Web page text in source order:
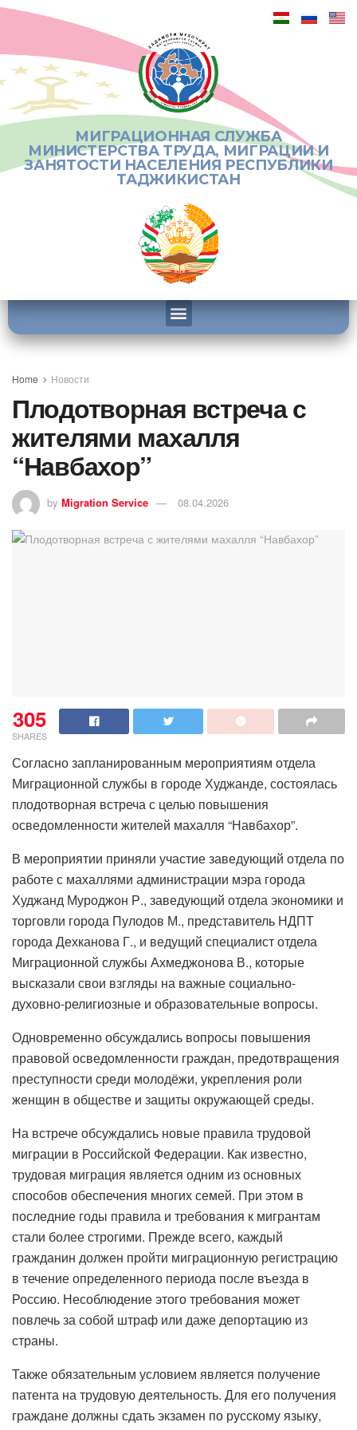
МИГРАЦИОННАЯ СЛУЖБА
МИНИСТЕРСТВА ТРУДА, МИГРАЦИИ И
ЗАНЯТОСТИ НАСЕЛЕНИЯ РЕСПУБЛИКИ
ТАДЖИКИСТАН
Home Новости
Плодотворная встреча с
жителями махалля
“Навбахор”
by Migration Service 08.04.2026
305
SHARES
Согласно запланированным мероприятиям отдела
Миграционной службы в городе Худжанде, состоялась
плодотворная встреча с целью повышения
осведомленности жителей махалля “Навбахор”.
В мероприятии приняли участие заведующий отдела по
работе с махаллями администрации мэра города
Худжанд Муроджон Р., заведующий отдела экономики и
торговли города Пулодов М., представитель НДПТ
города Дехканова Г., и ведущий специалист отдела
Миграционной службы Ахмеджонова В., которые
высказали свои взгляды на важные социально-
духовно-религиозные и образовательные вопросы.
Одновременно обсуждались вопросы повышения
правовой осведомленности граждан, предотвращения
преступности среди молодёжи, укрепления роли
женщин в обществе и защиты окружающей среды.
На встрече обсуждались новые правила трудовой
миграции в Российской Федерации. Как известно,
трудовая миграция является одним из основных
способов обеспечения многих семей. При этом в
последние годы правила и требования к мигрантам
стали более строгими. Прежде всего, каждый
гражданин должен пройти миграционную регистрацию
в течение определенного периода после въезда в
Россию. Несоблюдение этого требования может
повлечь за собой штраф или даже депортацию из
страны.
Также обязательным условием является получение
патента на трудовую деятельность. Для его получения
граждане должны сдать экзамен по русскому языку,